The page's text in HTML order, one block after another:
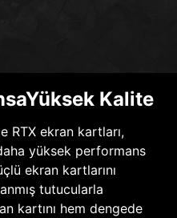
Kalite
RTX ekran kartları,
yüksek performans
ekran kartlarını
tutucularla
kartını hem dengede